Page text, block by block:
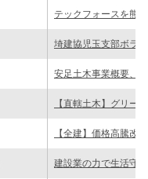
テックフォースを熊
埼建協児玉支部ボラ
安足土木事業概要、
【直轄土木】グリー
【全建】価格高騰改
建設業の力で生活守